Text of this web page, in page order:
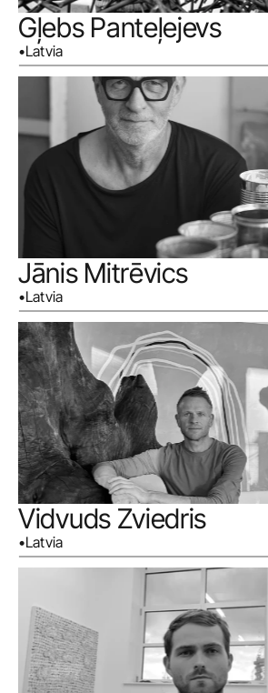
Gļebs Panteļejevs
•Latvia
Jānis Mitrēvics
•Latvia
Vidvuds Zviedris
•Latvia